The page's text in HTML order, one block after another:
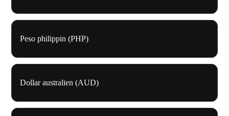
Peso philippin (PHP)
Dollar australien (AUD)